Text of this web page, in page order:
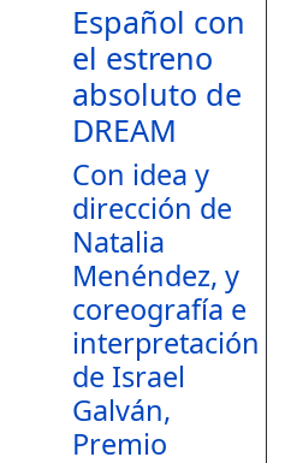
Español con
el estreno
absoluto de
DREAM
Con idea y
dirección de
Natalia
Menéndez, y
coreografía e
interpretación
de Israel
Galván,
Premio